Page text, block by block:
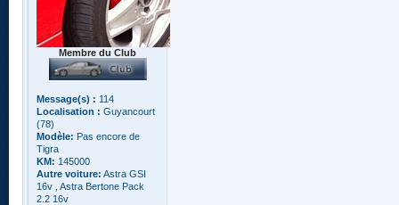
Membre du Club
Message(s) : 114
Localisation : Guyancourt
(78)
Modèle: Pas encore de
Tigra
KM: 145000
Autre voiture: Astra GSI
16v , Astra Bertone Pack
2.2 16v